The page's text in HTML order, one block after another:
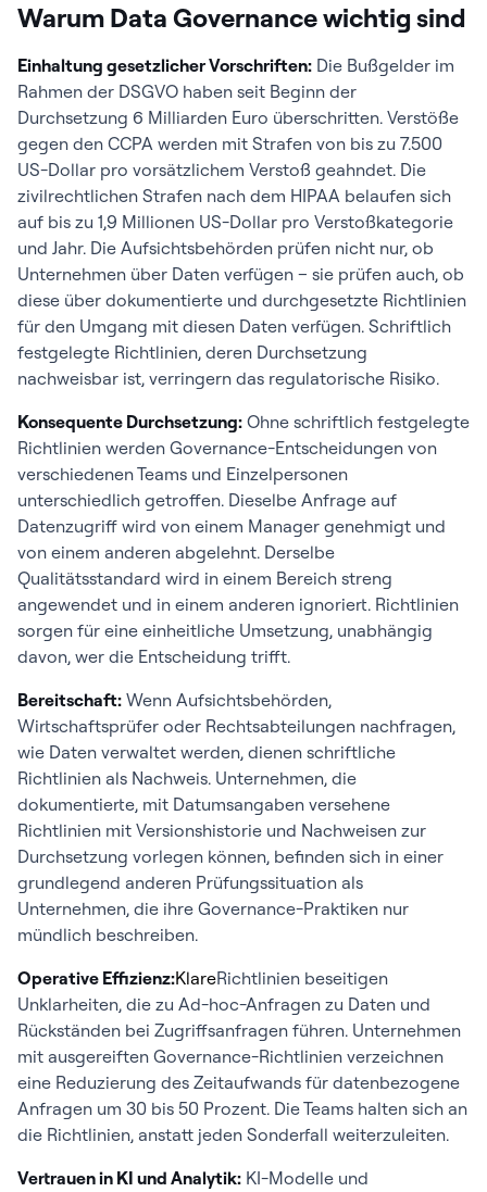
Warum Data Governance wichtig sind
Einhaltung gesetzlicher Vorschriften: Die Bußgelder im
Rahmen der DSGVO haben seit Beginn der
Durchsetzung 6 Milliarden Euro überschritten. Verstöße
gegen den CCPA werden mit Strafen von bis zu 7.500
US-Dollar pro vorsätzlichem Verstoß geahndet. Die
zivilrechtlichen Strafen nach dem HIPAA belaufen sich
auf bis zu 1,9 Millionen US-Dollar pro Verstoßkategorie
und Jahr. Die Aufsichtsbehörden prüfen nicht nur, ob
Unternehmen über Daten verfügen – sie prüfen auch, ob
diese über dokumentierte und durchgesetzte Richtlinien
für den Umgang mit diesen Daten verfügen. Schriftlich
festgelegte Richtlinien, deren Durchsetzung
nachweisbar ist, verringern das regulatorische Risiko.
Konsequente Durchsetzung: Ohne schriftlich festgelegte
Richtlinien werden Governance-Entscheidungen von
verschiedenen Teams und Einzelpersonen
unterschiedlich getroffen. Dieselbe Anfrage auf
Datenzugriff wird von einem Manager genehmigt und
von einem anderen abgelehnt. Derselbe
Qualitätsstandard wird in einem Bereich streng
angewendet und in einem anderen ignoriert. Richtlinien
sorgen für eine einheitliche Umsetzung, unabhängig
davon, wer die Entscheidung trifft.
Bereitschaft: Wenn Aufsichtsbehörden,
Wirtschaftsprüfer oder Rechtsabteilungen nachfragen,
wie Daten verwaltet werden, dienen schriftliche
Richtlinien als Nachweis. Unternehmen, die
dokumentierte, mit Datumsangaben versehene
Richtlinien mit Versionshistorie und Nachweisen zur
Durchsetzung vorlegen können, befinden sich in einer
grundlegend anderen Prüfungssituation als
Unternehmen, die ihre Governance-Praktiken nur
mündlich beschreiben.
Operative Effizienz:KlareRichtlinien beseitigen
Unklarheiten, die zu Ad-hoc-Anfragen zu Daten und
Rückständen bei Zugriffsanfragen führen. Unternehmen
mit ausgereiften Governance-Richtlinien verzeichnen
eine Reduzierung des Zeitaufwands für datenbezogene
Anfragen um 30 bis 50 Prozent. Die Teams halten sich an
die Richtlinien, anstatt jeden Sonderfall weiterzuleiten.
Vertrauen in KI und Analytik: KI-Modelle und